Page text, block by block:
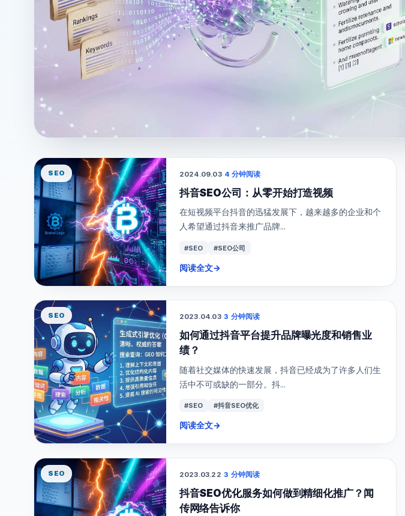
SEO 2024.09.03·4 分钟阅读
抖音SEO公司：从零开始打造视频
在短视频平台抖音的迅猛发展下，越来越多的企业和个
人希望通过抖音来推广品牌...
#SEO #SEO公司
阅读全文→
SEO 2023.04.03·3 分钟阅读
如何通过抖音平台提升品牌曝光度和销售业
绩？
随着社交媒体的快速发展，抖音已经成为了许多人们生
活中不可或缺的一部分。抖...
#SEO #抖音SEO优化
阅读全文→
SEO 2023.03.22·3 分钟阅读
抖音SEO优化服务如何做到精细化推广？闻
传网络告诉你